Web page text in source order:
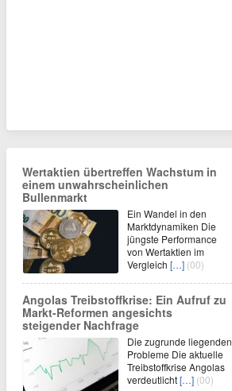
Wertaktien übertreffen Wachstum in
einem unwahrscheinlichen
Bullenmarkt
Ein Wandel in den
Marktdynamiken Die
jüngste Performance
von Wertaktien im
Vergleich […] (00)
Angolas Treibstoffkrise: Ein Aufruf zu
Markt-Reformen angesichts
steigender Nachfrage
Die zugrunde liegenden
Probleme Die aktuelle
Treibstoffkrise Angolas
verdeutlicht[…] (00)